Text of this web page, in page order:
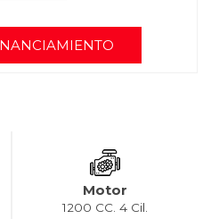
Motor
1200 CC. 4 Cil.